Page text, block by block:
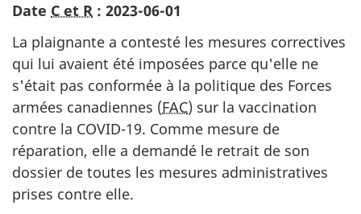
Date C et R : 2023-06-01
La plaignante a contesté les mesures correctives
qui lui avaient été imposées parce qu'elle ne
s'était pas conformée à la politique des Forces
armées canadiennes (FAC) sur la vaccination
contre la COVID-19. Comme mesure de
réparation, elle a demandé le retrait de son
dossier de toutes les mesures administratives
prises contre elle.